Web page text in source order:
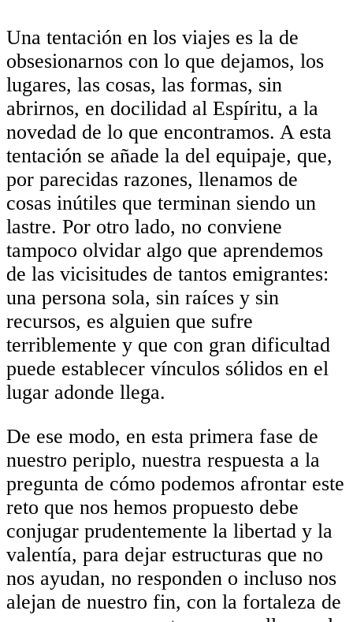
Una tentación en los viajes es la de
obsesionarnos con lo que dejamos, los
lugares, las cosas, las formas, sin
abrirnos, en docilidad al Espíritu, a la
novedad de lo que encontramos. A esta
tentación se añade la del equipaje, que,
por parecidas razones, llenamos de
cosas inútiles que terminan siendo un
lastre. Por otro lado, no conviene
tampoco olvidar algo que aprendemos
de las vicisitudes de tantos emigrantes:
una persona sola, sin raíces y sin
recursos, es alguien que sufre
terriblemente y que con gran dificultad
puede establecer vínculos sólidos en el
lugar adonde llega.
De ese modo, en esta primera fase de
nuestro periplo, nuestra respuesta a la
pregunta de cómo podemos afrontar este
reto que nos hemos propuesto debe
conjugar prudentemente la libertad y la
valentía, para dejar estructuras que no
nos ayudan, no responden o incluso nos
alejan de nuestro fin, con la fortaleza de